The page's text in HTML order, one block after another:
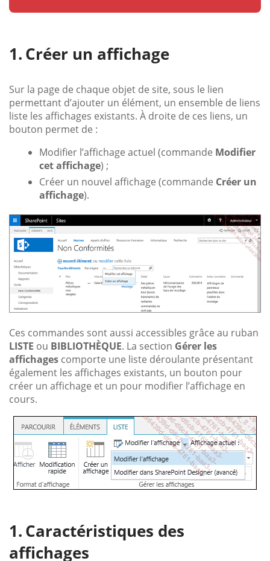
Créer un affichage
Sur la page de chaque objet de site, sous le lien
permettant d’ajouter un élément, un ensemble de liens
liste les affichages existants. À droite de ces liens, un
bouton permet de :
Modifier l’affichage actuel (commande Modifier
cet affichage) ;
Créer un nouvel affichage (commande Créer un
affichage).
Ces commandes sont aussi accessibles grâce au ruban
LISTE ou BIBLIOTHÈQUE. La section Gérer les
affichages comporte une liste déroulante présentant
également les affichages existants, un bouton pour
créer un affichage et un pour modifier l’affichage en
cours.
Caractéristiques des
affichages